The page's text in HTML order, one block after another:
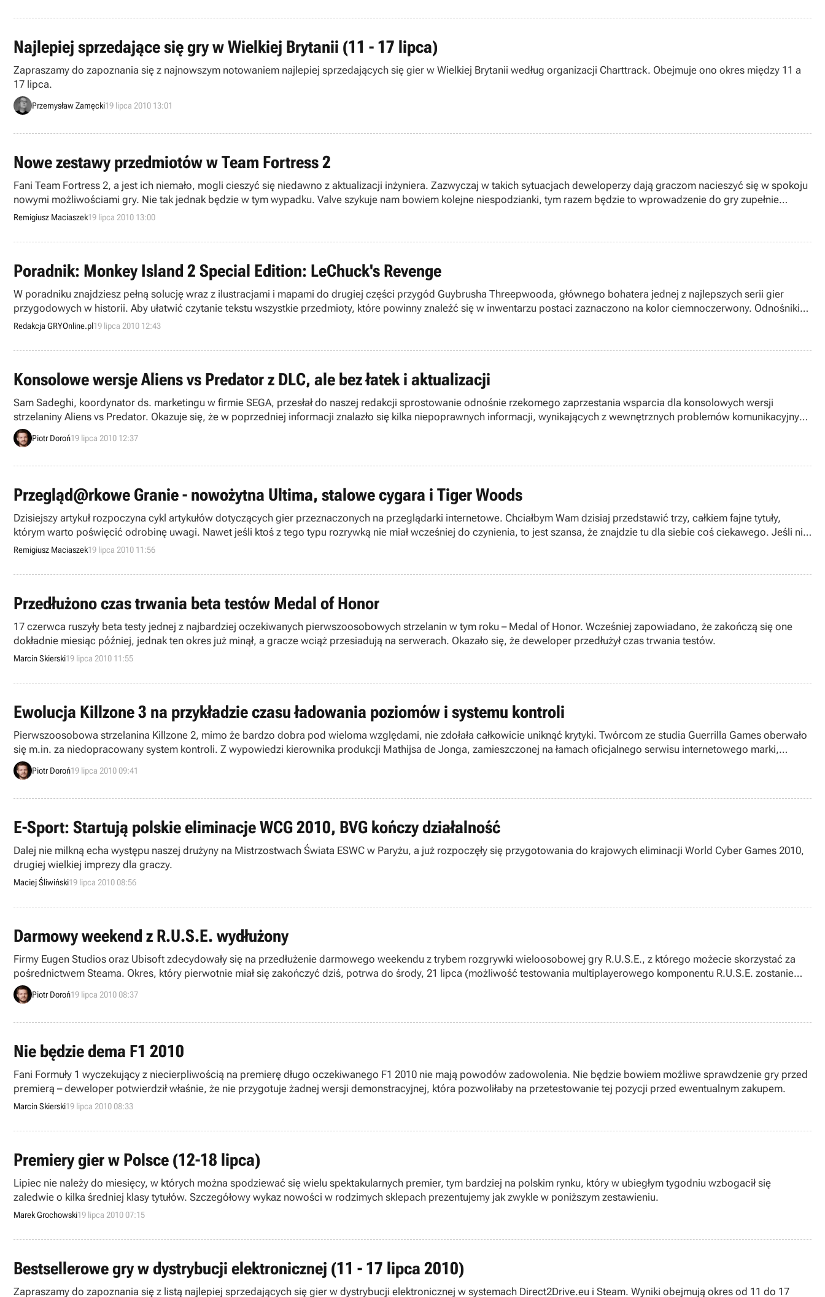
Najlepiej sprzedające się gry w Wielkiej Brytanii (11 - 17 lipca)
Zapraszamy do zapoznania się z najnowszym notowaniem najlepiej sprzedających się gier w Wielkiej Brytanii według organizacji Charttrack. Obejmuje ono okres między 11 a
17 lipca.
Przemysław Zamęcki19 lipca 2010 13:01
Nowe zestawy przedmiotów w Team Fortress 2
Fani Team Fortress 2, a jest ich niemało, mogli cieszyć się niedawno z aktualizacji inżyniera. Zazwyczaj w takich sytuacjach deweloperzy dają graczom nacieszyć się w spokoju
nowymi możliwościami gry. Nie tak jednak będzie w tym wypadku. Valve szykuje nam bowiem kolejne niespodzianki, tym razem będzie to wprowadzenie do gry zupełnie
nowych przedmiotów, stworzonych właśnie przez fanów gry.
Remigiusz Maciaszek19 lipca 2010 13:00
Poradnik: Monkey Island 2 Special Edition: LeChuck's Revenge
W poradniku znajdziesz pełną solucję wraz z ilustracjami i mapami do drugiej części przygód Guybrusha Threepwooda, głównego bohatera jednej z najlepszych serii gier
przygodowych w historii. Aby ułatwić czytanie tekstu wszystkie przedmioty, które powinny znaleźć się w inwentarzu postaci zaznaczono na kolor ciemnoczerwony. Odnośniki
do miejsc na mapie są pomarańczowe.
Redakcja GRYOnline.pl19 lipca 2010 12:43
Konsolowe wersje Aliens vs Predator z DLC, ale bez łatek i aktualizacji
Sam Sadeghi, koordynator ds. marketingu w firmie SEGA, przesłał do naszej redakcji sprostowanie odnośnie rzekomego zaprzestania wsparcia dla konsolowych wersji
strzelaniny Aliens vs Predator. Okazuje się, że w poprzedniej informacji znalazło się kilka niepoprawnych informacji, wynikających z wewnętrznych problemów komunikacyjnych
wydawcy.
Piotr Doroń19 lipca 2010 12:37
Przegląd@rkowe Granie - nowożytna Ultima, stalowe cygara i Tiger Woods
Dzisiejszy artykuł rozpoczyna cykl artykułów dotyczących gier przeznaczonych na przeglądarki internetowe. Chciałbym Wam dzisiaj przedstawić trzy, całkiem fajne tytuły,
którym warto poświęcić odrobinę uwagi. Nawet jeśli ktoś z tego typu rozrywką nie miał wcześniej do czynienia, to jest szansa, że znajdzie tu dla siebie coś ciekawego. Jeśli nie
w tym artykule, to być może w kolejnych.
Remigiusz Maciaszek19 lipca 2010 11:56
Przedłużono czas trwania beta testów Medal of Honor
17 czerwca ruszyły beta testy jednej z najbardziej oczekiwanych pierwszoosobowych strzelanin w tym roku – Medal of Honor. Wcześniej zapowiadano, że zakończą się one
dokładnie miesiąc później, jednak ten okres już minął, a gracze wciąż przesiadują na serwerach. Okazało się, że deweloper przedłużył czas trwania testów.
Marcin Skierski19 lipca 2010 11:55
Ewolucja Killzone 3 na przykładzie czasu ładowania poziomów i systemu kontroli
Pierwszoosobowa strzelanina Killzone 2, mimo że bardzo dobra pod wieloma względami, nie zdołała całkowicie uniknąć krytyki. Twórcom ze studia Guerrilla Games oberwało
się m.in. za niedopracowany system kontroli. Z wypowiedzi kierownika produkcji Mathijsa de Jonga, zamieszczonej na łamach oficjalnego serwisu internetowego marki,
wynika, że w „trójce” problemy ze sterowaniem zostaną wyeliminowane.
Piotr Doroń19 lipca 2010 09:41
E-Sport: Startują polskie eliminacje WCG 2010, BVG kończy działalność
Dalej nie milkną echa występu naszej drużyny na Mistrzostwach Świata ESWC w Paryżu, a już rozpoczęły się przygotowania do krajowych eliminacji World Cyber Games 2010,
drugiej wielkiej imprezy dla graczy.
Maciej Śliwiński19 lipca 2010 08:56
Darmowy weekend z R.U.S.E. wydłużony
Firmy Eugen Studios oraz Ubisoft zdecydowały się na przedłużenie darmowego weekendu z trybem rozgrywki wieloosobowej gry R.U.S.E., z którego możecie skorzystać za
pośrednictwem Steama. Okres, który pierwotnie miał się zakończyć dziś, potrwa do środy, 21 lipca (możliwość testowania multiplayerowego komponentu R.U.S.E. zostanie
wyłączona o godzinie 21:00 polskiego czasu).
Piotr Doroń19 lipca 2010 08:37
Nie będzie dema F1 2010
Fani Formuły 1 wyczekujący z niecierpliwością na premierę długo oczekiwanego F1 2010 nie mają powodów zadowolenia. Nie będzie bowiem możliwe sprawdzenie gry przed
premierą – deweloper potwierdził właśnie, że nie przygotuje żadnej wersji demonstracyjnej, która pozwoliłaby na przetestowanie tej pozycji przed ewentualnym zakupem.
Marcin Skierski19 lipca 2010 08:33
Premiery gier w Polsce (12-18 lipca)
Lipiec nie należy do miesięcy, w których można spodziewać się wielu spektakularnych premier, tym bardziej na polskim rynku, który w ubiegłym tygodniu wzbogacił się
zaledwie o kilka średniej klasy tytułów. Szczegółowy wykaz nowości w rodzimych sklepach prezentujemy jak zwykle w poniższym zestawieniu.
Marek Grochowski19 lipca 2010 07:15
Bestsellerowe gry w dystrybucji elektronicznej (11 - 17 lipca 2010)
Zapraszamy do zapoznania się z listą najlepiej sprzedających się gier w dystrybucji elektronicznej w systemach Direct2Drive.eu i Steam. Wyniki obejmują okres od 11 do 17